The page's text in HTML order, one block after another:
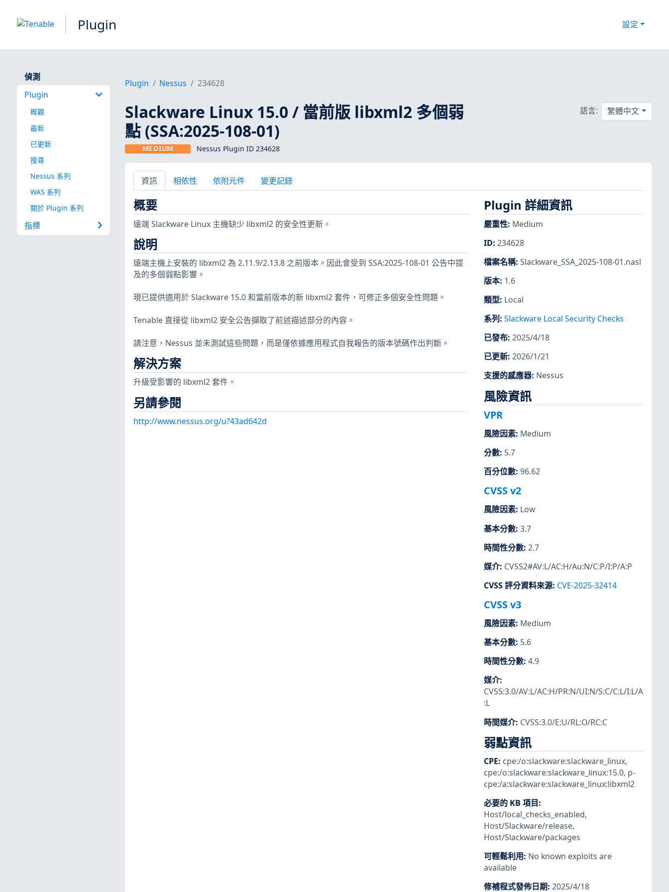
Plugin 設定
偵測
Plugin
概觀
最新
已更新
搜尋
Nessus 系列
WAS 系列
關於 Plugin 系列
指標
Plugin Nessus 234628
Slackware Linux 15.0 / 當前版 libxml2 多個弱
點 (SSA:2025-108-01)
MEDIUM Nessus Plugin ID 234628
語言: 繁體中文
資訊 相依性 依附元件 變更記錄
概要
遠端 Slackware Linux 主機缺少 libxml2 的安全性更新。
說明
遠端主機上安裝的 libxml2 為 2.11.9/2.13.8 之前版本。因此會受到 SSA:2025-108-01 公告中提
及的多個弱點影響。
現已提供適用於 Slackware 15.0 和當前版本的新 libxml2 套件，可修正多個安全性問題。
Tenable 直接從 libxml2 安全公告擷取了前述描述部分的內容。
請注意，Nessus 並未測試這些問題，而是僅依據應用程式自我報告的版本號碼作出判斷。
解決方案
升級受影響的 libxml2 套件。
另請參閱
http://www.nessus.org/u?43ad642d
Plugin 詳細資訊
嚴重性: Medium
ID: 234628
檔案名稱: Slackware_SSA_2025-108-01.nasl
版本: 1.6
類型: Local
系列 : Slackware Local Security Checks
已發布: 2025/4/18
已更新: 2026/1/21
支援的感應器: Nessus
風險資訊
VPR
風險因素: Medium
分數: 5.7
百分位數: 96.62
CVSS v2
風險因素: Low
基本分數: 3.7
時間性分數: 2.7
媒介: CVSS2#AV:L/AC:H/Au:N/C:P/I:P/A:P
CVSS 評分資料來源: CVE-2025-32414
CVSS v3
風險因素: Medium
基本分數: 5.6
時間性分數: 4.9
媒介:
CVSS:3.0/AV:L/AC:H/PR:N/UI:N/S:C/C:L/I:L/A
:L
時間媒介: CVSS:3.0/E:U/RL:O/RC:C
弱點資訊
CPE: cpe:/o:slackware:slackware_linux,
cpe:/o:slackware:slackware_linux:15.0, p-
cpe:/a:slackware:slackware_linux:libxml2
必要的 KB 項目:
Host/local_checks_enabled,
Host/Slackware/release,
Host/Slackware/packages
可輕鬆利用: No known exploits are
available
修補程式發佈日期: 2025/4/18